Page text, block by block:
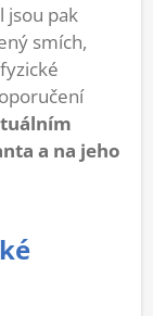
jsou pak
smích,
a na jeho